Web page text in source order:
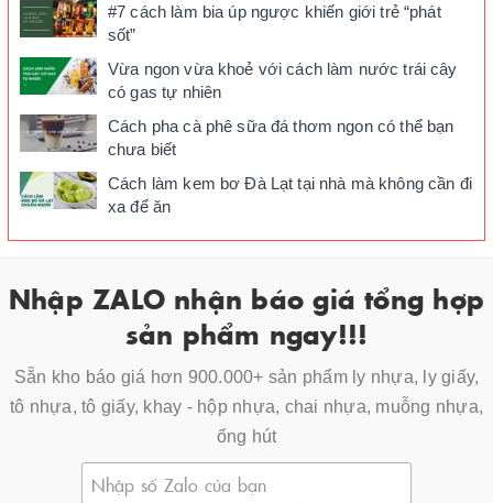
#7 cách làm bia úp ngược khiến giới trẻ “phát
sốt”
Vừa ngon vừa khoẻ với cách làm nước trái cây
có gas tự nhiên
Cách pha cà phê sữa đá thơm ngon có thể bạn
chưa biết
Cách làm kem bơ Đà Lạt tại nhà mà không cần đi
xa để ăn
Nhập ZALO nhận báo giá tổng hợp
sản phẩm ngay!!!
Sẵn kho báo giá hơn 900.000+ sản phẩm ly nhựa, ly giấy,
tô nhựa, tô giấy, khay - hộp nhựa, chai nhựa, muỗng nhựa,
ống hút